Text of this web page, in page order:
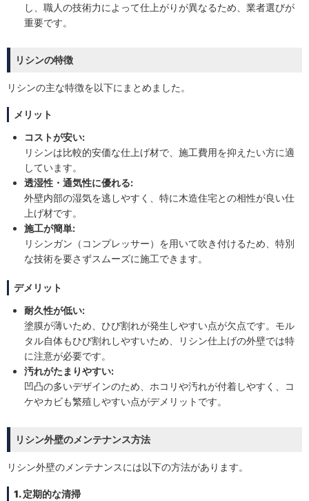
し、職人の技術力によって仕上がりが異なるため、業者選びが
重要です。
リシンの特徴
リシンの主な特徴を以下にまとめました。
メリット
コストが安い:
リシンは比較的安価な仕上げ材で、施工費用を抑えたい方に適
しています。
透湿性・通気性に優れる:
外壁内部の湿気を逃しやすく、特に木造住宅との相性が良い仕
上げ材です。
施工が簡単:
リシンガン（コンプレッサー）を用いて吹き付けるため、特別
な技術を要さずスムーズに施工できます。
デメリット
耐久性が低い:
塗膜が薄いため、ひび割れが発生しやすい点が欠点です。モル
タル自体もひび割れしやすいため、リシン仕上げの外壁では特
に注意が必要です。
汚れがたまりやすい:
凹凸の多いデザインのため、ホコリや汚れが付着しやすく、コ
ケやカビも繁殖しやすい点がデメリットです。
リシン外壁のメンテナンス方法
リシン外壁のメンテナンスには以下の方法があります。
1. 定期的な清掃